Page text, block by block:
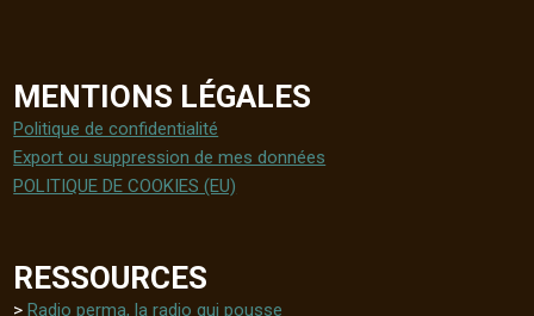
MENTIONS LÉGALES
Politique de confidentialité
Export ou suppression de mes données
POLITIQUE DE COOKIES (EU)
RESSOURCES
>Radio perma, la radio qui pousse